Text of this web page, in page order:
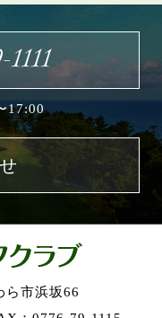
17:00
市浜坂66